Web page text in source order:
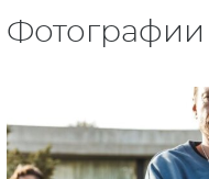
Фотографии